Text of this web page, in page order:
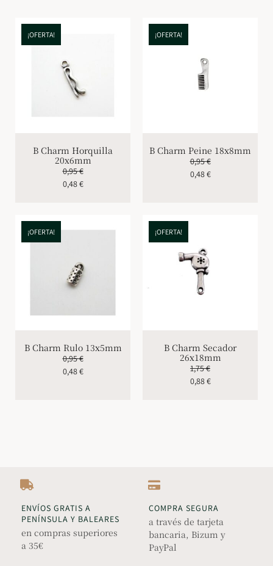
¡OFERTA!
B Charm Horquilla
20x6mm
0,95€
0,48€
¡OFERTA!
B Charm Peine 18x8mm
0,95€
0,48€
¡OFERTA!
B Charm Rulo 13x5mm
0,95€
0,48€
¡OFERTA!
B Charm Secador
26x18mm
1,75€
0,88€
ENVÍOS GRATIS A
PENÍNSULA Y BALEARES
en compras superiores
a 35€
COMPRA SEGURA
a través de tarjeta
bancaria, Bizum y
PayPal